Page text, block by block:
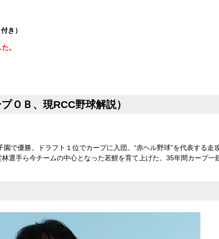
き）
。
ＯＢ、現RCC野球解説）
で優勝。ドラフト１位でカープに入団。“赤ヘル野球”を代表する
選手ら今チームの中心となった若鯉を育て上げた。35年間カープ